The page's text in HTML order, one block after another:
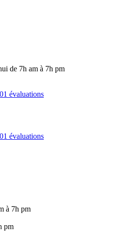
de 7h am à 7h pm
évaluations
évaluations
à 7h pm
pm